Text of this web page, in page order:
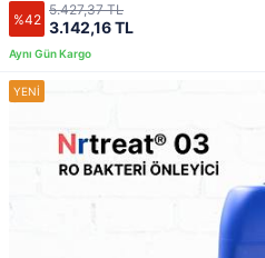
%42 3.142,16 TL
5.427,37 TL